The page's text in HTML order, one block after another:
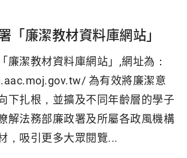
「廉潔教材資料庫網站」
廉潔教材資料庫網站」,網址為：
為有效將廉潔意
下扎根，並擴及不同年齡層的學子
解法務部廉政署及所屬各政風機構
，吸引更多大眾閱覽...